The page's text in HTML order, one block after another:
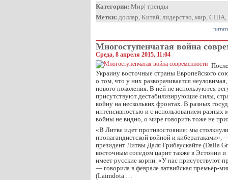
Категории: Мир| тренды
Метки: доллар, Китай, лидерство, мир, США,
Многоступенчатая война
Среда, 8 апреля 2015, 11:04
Украину восточные страны Европейского
о том, что у них разворачивается
нового поколения. В ней не используются
присутствуют дестабилизирующие силы,
войну на нескольких фронтах. В разных
интенсивностью и с использованием разных
войны не видно, о мире говорить тоже не
«В Литве идет противостояние: мы
пропагандистской войной и кибератаками»,
президент Литвы Даля Грибаускайте (Dalia
восточным соседом царит также в Эстонии и
имеет русские корни. «У нас присутствуют
— говорила в феврале латвийская премьер-
(Laimdota …